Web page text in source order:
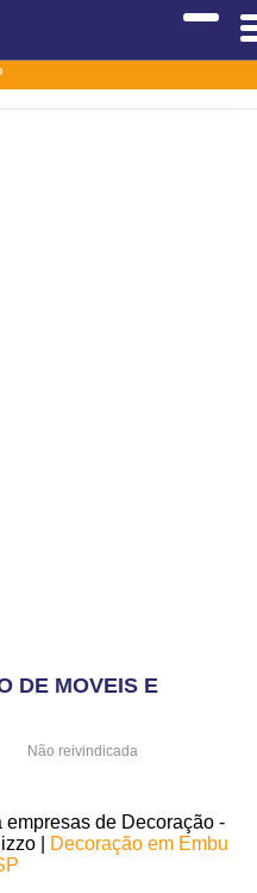
DE MOVEIS E
Não reivindicada
empresas de Decoração -
|
Decoração em Embu